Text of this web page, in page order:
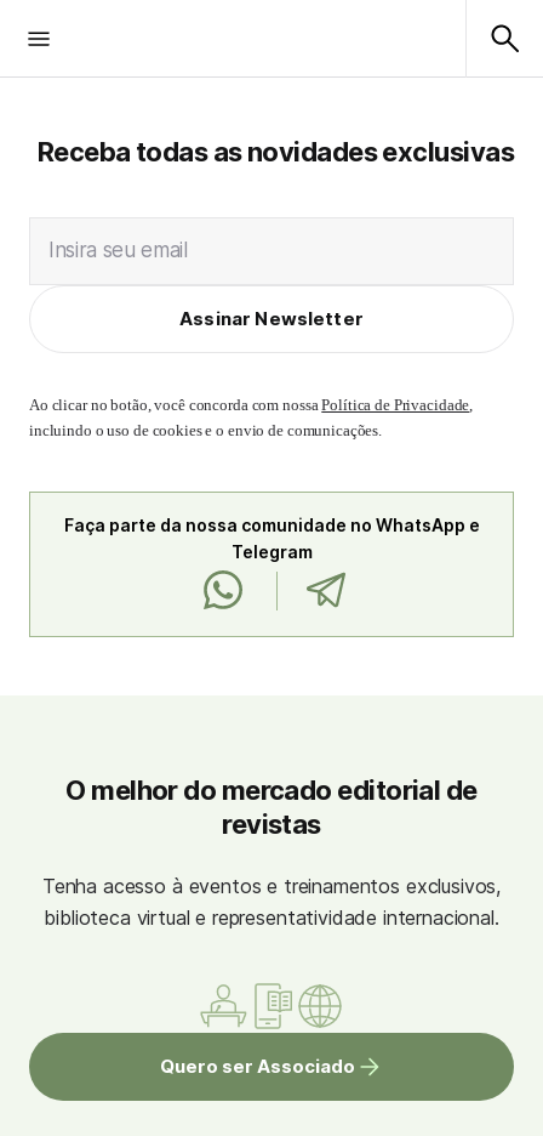
Receba todas as novidades exclusivas
Insira seu email
Assinar Newsletter
Ao clicar no botão, você concorda com nossaPolítica de Privacidade,
incluindo o uso de cookies e o envio de comunicações.
Faça parte da nossa comunidade no WhatsApp e
Telegram
O melhor do mercado editorial de
revistas
Tenha acesso à eventos e treinamentos exclusivos,
biblioteca virtual e representatividade internacional.
Quero ser Associado